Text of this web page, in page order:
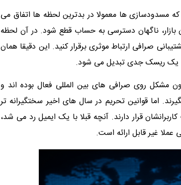
مسدودسازی ها معمولا در بدترین لحظه ها اتفاق می
بازار، ناگهان دسترسی به حساب قطع شود. در آن لحظه
صرافی ارتباط موثری برقرار کنید. این دقیقا همان
یک ریسک جدی تبدیل می شود.
مشکل روی صرافی های بین المللی فعال بوده اند و
اما قوانین تحریم در سال های اخیر سختگیرانه تر
قرار دارند. آنچه قبلا با یک ایمیل رد می شد،
عملا غیر قابل ارائه است.